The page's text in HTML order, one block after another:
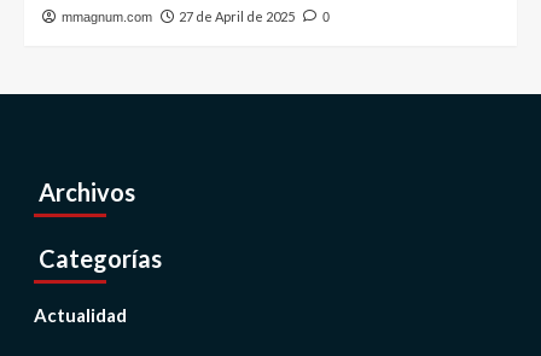
mmagnum.com 27 de April de 2025 0
Archivos
Categorías
Actualidad